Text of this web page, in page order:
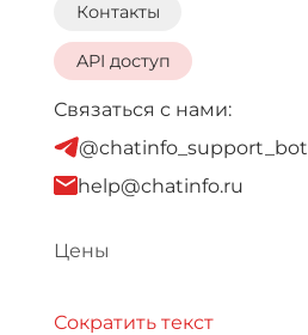
Контакты
API доступ
Связаться с нами:
@chatinfo_support_bot
help@chatinfo.ru
Цены
Сократить текст